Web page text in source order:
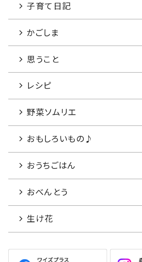
子育て日記
かごしま
思うこと
レシピ
野菜ソムリエ
おもしろいもの♪
おうちごはん
おべんとう
生け花